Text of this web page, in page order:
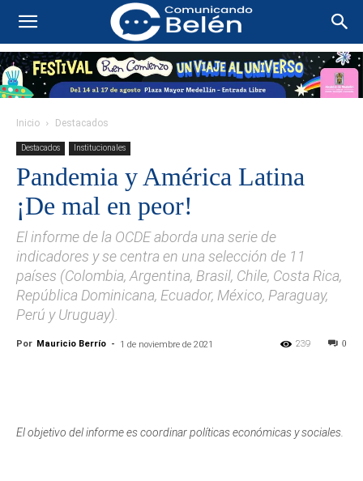
Inicio Destacados
Destacados Institucionales
Pandemia y América Latina
¡De mal en peor!
El informe de la OCDE aborda una serie de
indicadores y se centra en una selección de 11
países (Colombia, Argentina, Brasil, Chile, Costa Rica,
República Dominicana, Ecuador, México, Paraguay,
Perú y Uruguay).
Por Mauricio Berrío - 1 de noviembre de 2021 0
239
El objetivo del informe es coordinar políticas económicas y sociales.